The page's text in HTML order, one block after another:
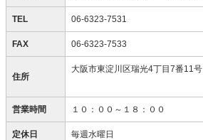
TEL 06-6323-7531
FAX 06-6323-7533
住所
大阪市東淀川区瑞光4丁目7番11号
営業時間 １０：００～１８：００
定休日 毎週水曜日